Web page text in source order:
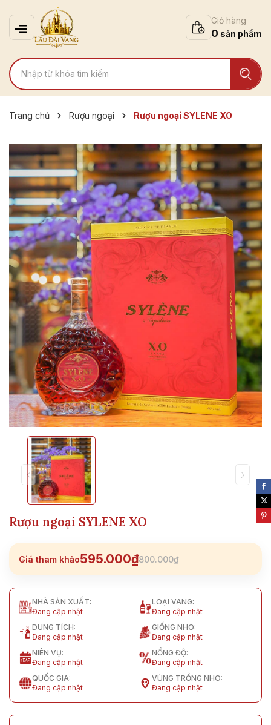
Giỏ hàng
0
Trang chủ Rượu ngoại Rượu ngoại SYLENE XO
Rượu ngoại SYLENE XO
Giá tham khảo595.000₫800.000₫
NHÀ SẢN XUẤT:
Đang cập nhật
LOẠI VANG:
Đang cập nhật
DUNG TÍCH:
Đang cập nhật
GIỐNG NHO:
Đang cập nhật
NIÊN VỤ:
Đang cập nhật
NỒNG ĐỘ:
Đang cập nhật
QUỐC GIA:
Đang cập nhật
VÙNG TRỒNG NHO:
Đang cập nhật